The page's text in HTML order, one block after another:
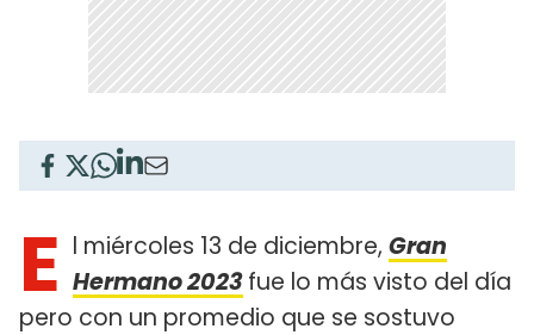
E l miércoles 13 de diciembre, Gran
Hermano 2023fue lo más visto del día
pero con un promedio que se sostuvo